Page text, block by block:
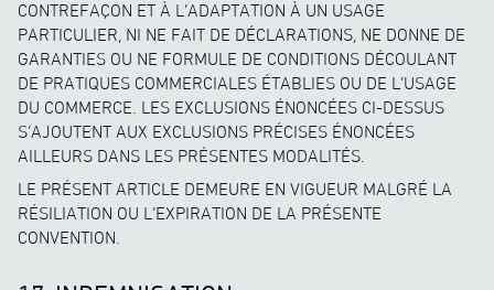
CONTREFAÇON ET À L’ADAPTATION À UN USAGE
PARTICULIER, NI NE FAIT DE DÉCLARATIONS, NE DONNE DE
GARANTIES OU NE FORMULE DE CONDITIONS DÉCOULANT
DE PRATIQUES COMMERCIALES ÉTABLIES OU DE L’USAGE
DU COMMERCE. LES EXCLUSIONS ÉNONCÉES CI-DESSUS
S’AJOUTENT AUX EXCLUSIONS PRÉCISES ÉNONCÉES
AILLEURS DANS LES PRÉSENTES MODALITÉS.
LE PRÉSENT ARTICLE DEMEURE EN VIGUEUR MALGRÉ LA
RÉSILIATION OU L’EXPIRATION DE LA PRÉSENTE
CONVENTION.